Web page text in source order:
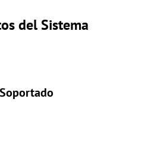
del Sistema